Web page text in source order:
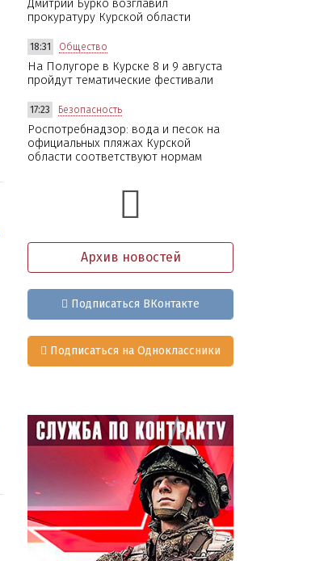
Дмитрий Бурко возглавил
прокуратуру Курской области
18:31 Общество
На Полугоре в Курске 8 и 9 августа
пройдут тематические фестивали
17:23 Безопасность
Роспотребнадзор: вода и песок на
официальных пляжах Курской
области соответствуют нормам
Архив новостей
Подписаться ВКонтакте
Подписаться на Одноклассники